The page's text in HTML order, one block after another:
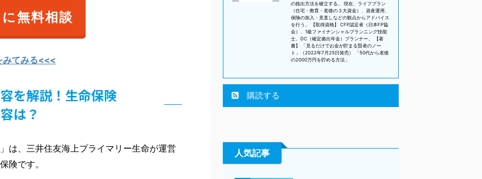
無料相談
みてみる<<<
を解説！生命保険
は？
は、三井住友海上プライマリー生命が運営
険です。
の捻出方法を確立する。 現在、ライフプラン
（住宅・教育・老後の３大資金）、資産運用、
保険の加入・見直しなどの観点からアドバイス
を行う。 【取得資格】 CFP認定者（日本FP協
会）、1級ファイナンシャルプランニング技能
士、DC（確定拠出年金）プランナー。 【著
書】 「見るだけでお金が貯まる賢者のノー
ト」（2022年7月25日発売） 「50代から老後
の2000万円を貯める方法」
購読する
人気記事